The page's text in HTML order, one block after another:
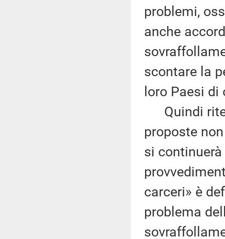
problemi,
anche
scontare la
loro Paesi di
Quindi
proposte
si
carceri» è
problema